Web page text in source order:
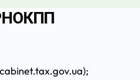
(cabinet.tax.gov.ua);